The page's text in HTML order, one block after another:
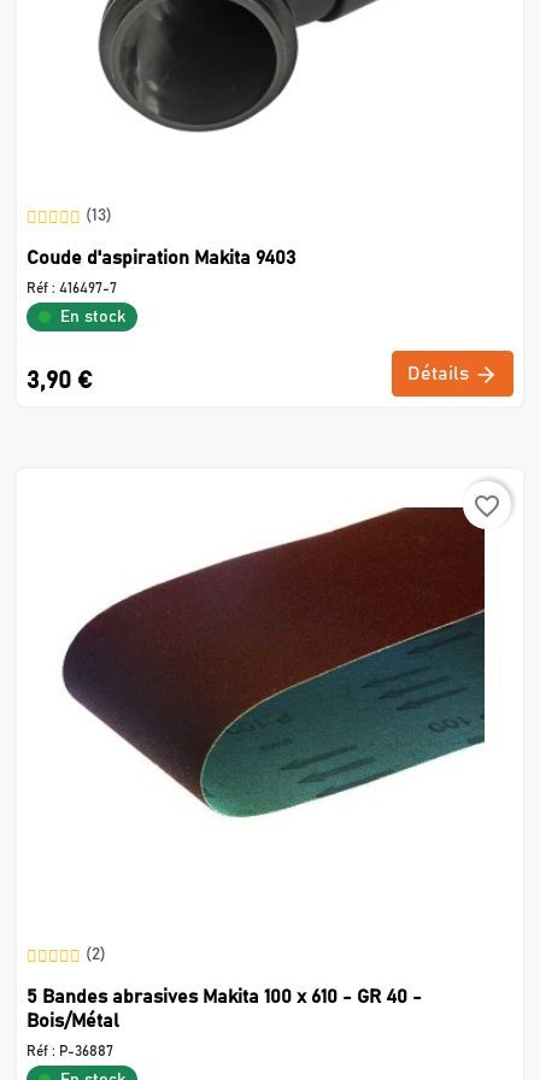
(13)
Coude d'aspiration Makita 9403
Réf : 416497-7
En stock
3,90 € Détails
favorite_border
(2)
5 Bandes abrasives Makita 100 x 610 - GR 40 -
Bois/Métal
Réf : P-36887